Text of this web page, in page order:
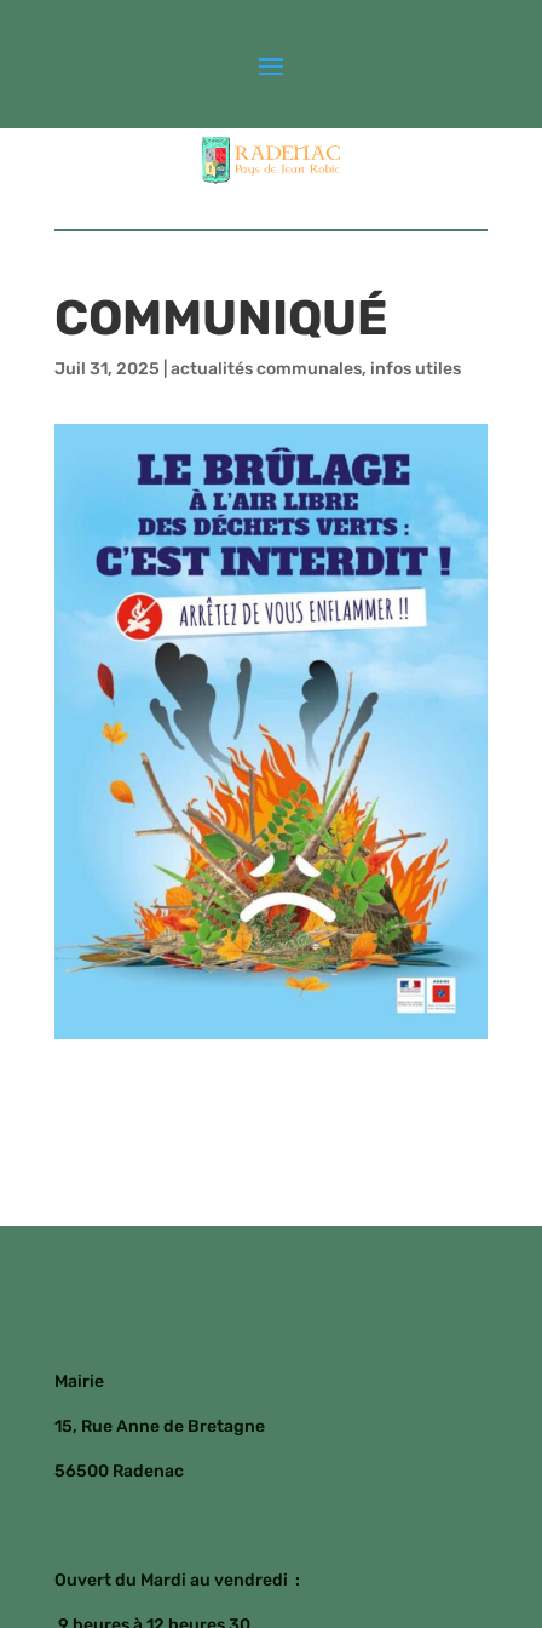
COMMUNIQUÉ
Juil 31, 2025 actualités communales, infos utiles
Mairie
15, Rue Anne de Bretagne
56500 Radenac
Ouvert du Mardi au vendredi :